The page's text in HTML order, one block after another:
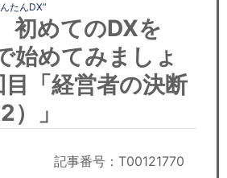
たんDX”
めてのDXを
始めてみましょ
「経営者の決断
）」
記事番号：T00121770